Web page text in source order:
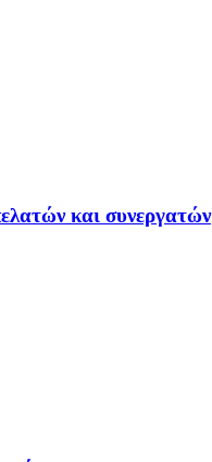
και συνεργατών